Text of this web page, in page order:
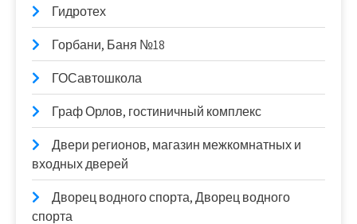
Гидротех
Горбани, Баня №18
ГОСавтошкола
Граф Орлов, гостиничный комплекс
Двери регионов, магазин межкомнатных и
входных дверей
Дворец водного спорта, Дворец водного
спорта